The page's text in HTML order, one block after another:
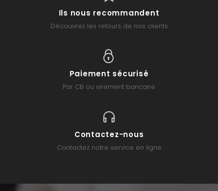
Ils nous recommandent
Découvrez les retours de nos clients
Paiement sécurisé
Par CB ou virement bancaire
Contactez-nous
Contactez notre service en ligne